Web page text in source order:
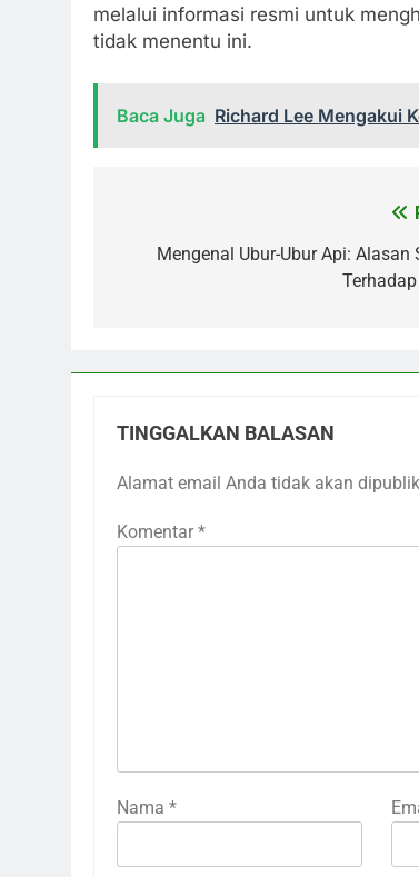
melalui informasi resmi untuk
tidak menentu ini.
Baca Juga Richard Lee Mengakui
posMengenal Ubur-Ubur Api: Alasan
TINGGALKAN BALASAN
Alamat email Anda tidak akan
Komentar *
Nama *